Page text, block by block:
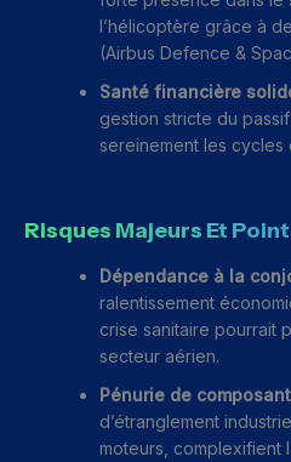
l’hélicoptère grâce à
(Airbus Defence &
Santé financière
gestion stricte du
sereinement les cycles
Risques Majeurs Et
Dépendance à la
ralentissement
crise sanitaire pourrait
secteur aérien.
Pénurie de
d’étranglement
moteurs, complexifient